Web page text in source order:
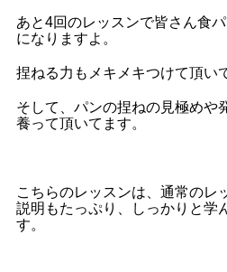
あと4回のレッスンで皆さん食
になりますよ。
捏ねる力もメキメキつけて頂い
そして、パンの捏ねの見極めや
養って頂いてます。
こちらのレッスンは、通常のレ
説明もたっぷり、しっかりと学
す。